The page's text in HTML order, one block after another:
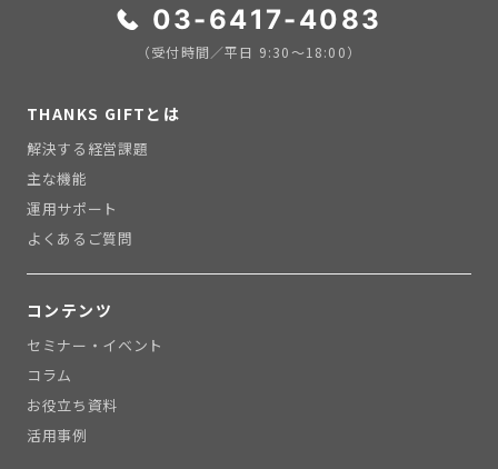
03-6417-4083
（受付時間／平日 9:30〜18:00）
THANKS GIFTとは
解決する経営課題
主な機能
運用サポート
よくあるご質問
コンテンツ
セミナー・イベント
コラム
お役立ち資料
活用事例